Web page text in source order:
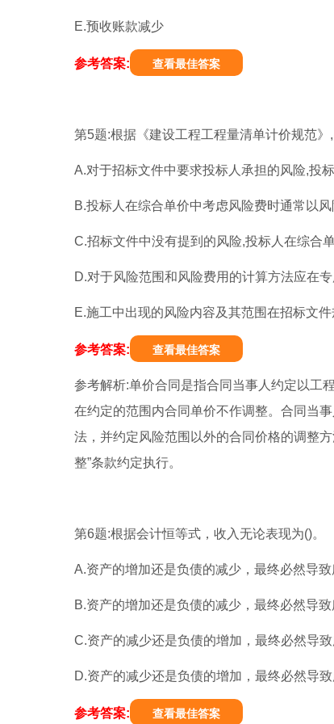
E.预收账款减少
参考答案: 查看最佳答案
第5题:根据《建设工程工程量清单计价规范
A.对于招标文件中要求投标人承担的风险,投
B.投标人在综合单价中考虑风险费时通常以
C.招标文件中没有提到的风险,投标人在综合
D.对于风险范围和风险费用的计算方法应在
E.施工中出现的风险内容及其范围在招标文
参考答案: 查看最佳答案
参考解析:单价合同是指合同当事人约定以工
在约定的范围内合同单价不作调整。合同当
法，并约定风险范围以外的合同价格的调整
整”条款约定执行。
第6题:根据会计恒等式，收入无论表现为()。
A.资产的增加还是负债的减少，最终必然导
B.资产的增加还是负债的减少，最终必然导
C.资产的减少还是负债的增加，最终必然导
D.资产的减少还是负债的增加，最终必然导
参考答案: 查看最佳答案